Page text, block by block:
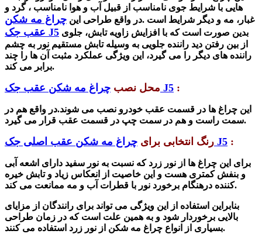
هایی با شرایط جوی نامناسب از قبیل آب و هوا نامناسب ، گرد و
غبار، مه و دیگر شرایط است .در واقع طراحی این چراغ مه شکن
عقب جک J5
از بین رفتن دید راننده جلویی به وسیله تابش مستقیم نور به چشم
راننده های دیگر را می گیرد، این ویژگی عملکرد مثبت آن ها را چند
برابر می کند.
محل نصب چراغ مه شکن عقب جک J5 :
این چراغ ها در قسمت عقب خودرو نصب می شوند.در واقع هم در
سمت راست و هم در سمت چپ در قسمت عقب قرار می گیرد.
رنگ انتخابی برای چراغ مه شکن عقب اصلی جک J5 :
برای این چراغ ها از نور زرد که نسبت به نور سفید دارای اشعه آبی
و بنفش کمتری هست و این خاصیت از انعکاس زیاد و تابش خیره
کننده درهنگام برخورد نور با قطرات آب و مه ممانعت می کند.
بنابراین استفاده از این ویژگی می تواند برای رانندگان از مزایای
بالایی برخوردار شود و به همین علت است که در زمان طراحی
بسیاری از انواع چراغ مه شکن از نور زرد استفاده می کنند.